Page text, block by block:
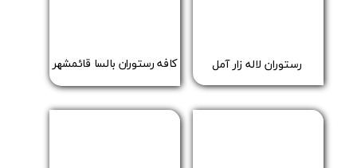
​رستوران لاله زار آمل ​کافه رستوران بالسا قائمشهر